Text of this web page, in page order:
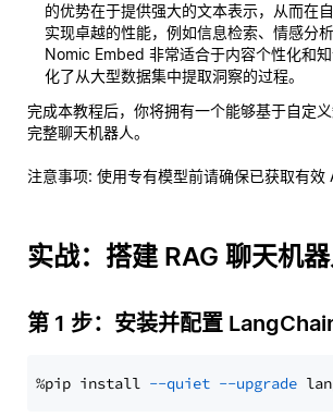
的优势在于提供强大的文本表示，从而在
实现卓越的性能，例如信息检索、情感分析
Nomic Embed 非常适合于内容个性化和
化了从大型数据集中提取洞察的过程。
完成本教程后，你将拥有一个能够基于自定
完整聊天机器人。
注意事项: 使用专有模型前请确保已获取有效
实战：搭建 RAG 聊天机
第 1 步：安装并配置
%pip install --quiet --upgrade